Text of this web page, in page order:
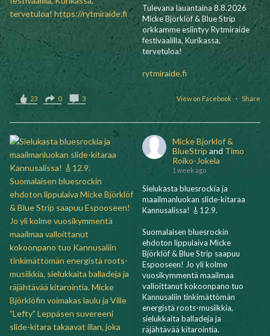
Tulevana lauantaina 8.8.2026
Micke Björklöf & Blue Strip
orkkamme esiintyy Rytmiraide
festivaalilla, Kurikassa,
tervetuloa!
rytmiraide.fi
View on Facebook · Share
23 0 3
Micke Bjorklof &
BlueStrip and Timo
Roiko-Jokela
1 week ago
Sielukasta bluesrockia ja
maailmanluokan slide-kitaraa
Kannusalissa! 🎸12.9.
Suomalaisen bluesrockin
ehdoton lippulaiva Micke
Björklöf & Blue Strip saapuu
Espooseen! Jo yli kolme
vuosikymmentä maailmaa
valloittanut kokoonpano tuo
Kannusaliin tinkimättömän
energistä roots-musiikkia,
sielukkaita balladeja ja
räjähtävää kitarointia.